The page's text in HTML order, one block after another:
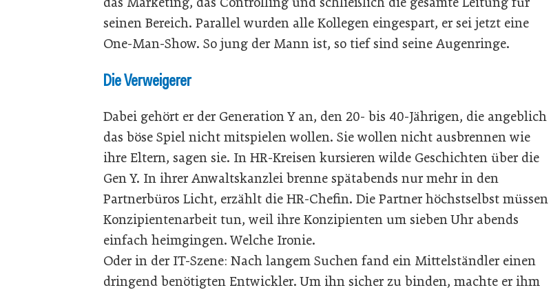
seinen Bereich. Parallel wurden alle Kollegen eingespart, er sei jetzt eine
One-Man-Show. So jung der Mann ist, so tief sind seine Augenringe.
Die Verweigerer
Dabei gehört er der Generation Y an, den 20- bis 40-Jährigen, die angeblich
das böse Spiel nicht mitspielen wollen. Sie wollen nicht ausbrennen wie
ihre Eltern, sagen sie. In HR-Kreisen kursieren wilde Geschichten über die
Gen Y. In ihrer Anwaltskanzlei brenne spätabends nur mehr in den
Partnerbüros Licht, erzählt die HR-Chefin. Die Partner höchstselbst müssen
Konzipientenarbeit tun, weil ihre Konzipienten um sieben Uhr abends
einfach heimgingen. Welche Ironie.
Oder in der IT-Szene: Nach langem Suchen fand ein Mittelständler einen
dringend benötigten Entwickler. Um ihn sicher zu binden, machte er ihm